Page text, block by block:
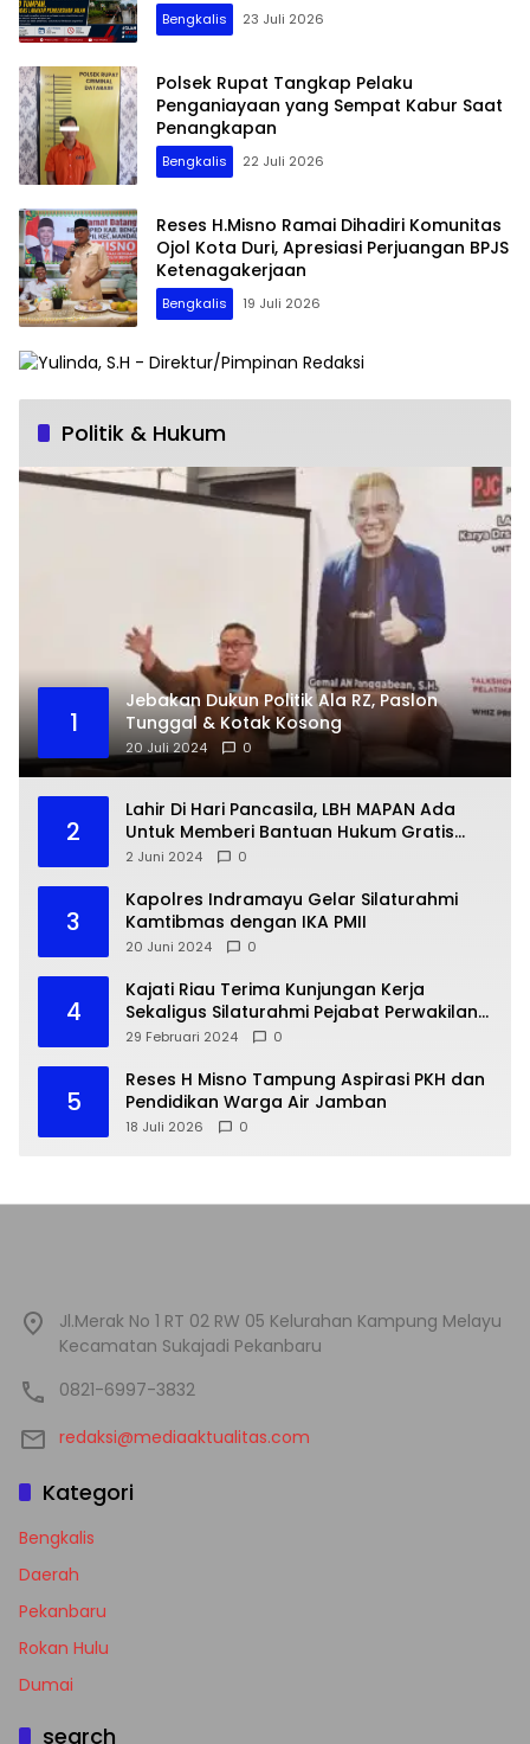
Bengkalis 23 Juli 2026
Polsek Rupat Tangkap Pelaku
Penganiayaan yang Sempat Kabur Saat
Penangkapan
Bengkalis 22 Juli 2026
Reses H.Misno Ramai Dihadiri Komunitas
Ojol Kota Duri, Apresiasi Perjuangan BPJS
Ketenagakerjaan
Bengkalis 19 Juli 2026
Politik & Hukum
1
Jebakan Dukun Politik Ala RZ, Paslon
Tunggal & Kotak Kosong
20 Juli 2024 0
2
Lahir Di Hari Pancasila, LBH MAPAN Ada
Untuk Memberi Bantuan Hukum Gratis
Bagi Masyarakat Kurang Mampu
2 Juni 2024 0
3
Kapolres Indramayu Gelar Silaturahmi
Kamtibmas dengan IKA PMII
20 Juni 2024 0
4
Kajati Riau Terima Kunjungan Kerja
Sekaligus Silaturahmi Pejabat Perwakilan
Bank Indonesia Provinsi Riau
29 Februari 2024 0
5
Reses H Misno Tampung Aspirasi PKH dan
Pendidikan Warga Air Jamban
18 Juli 2026 0
Jl.Merak No 1 RT 02 RW 05 Kelurahan Kampung Melayu
Kecamatan Sukajadi Pekanbaru
0821-6997-3832
redaksi@mediaaktualitas.com
Kategori
Bengkalis
Daerah
Pekanbaru
Rokan Hulu
Dumai
search